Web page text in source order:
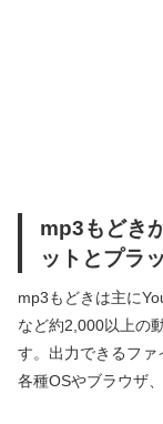
mp3もどき
ットとプラ
mp3もどきは主に
など約2,000以上の
す。出力できるファ
各種OSやブラウザ